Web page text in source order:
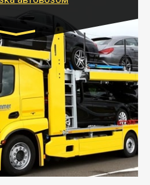
Рассчитывается
от Тайгер Логистик – это
доставить несколько
за одну поездку в другой
организует доставку
оптимальный маршрут с
по пути следования.